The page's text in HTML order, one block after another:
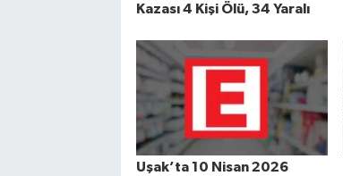
Kazası 4 Kişi Ölü, 34 Yaralı
Uşak’ta 10 Nisan 2026